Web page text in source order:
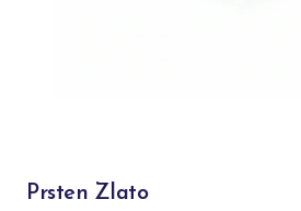
Prsten Zlato